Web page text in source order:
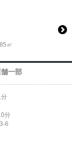
㎡
一部
分
分
6